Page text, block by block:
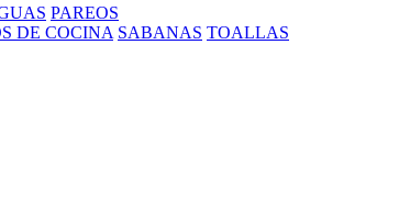
PAREOS
DE COCINA SABANAS TOALLAS